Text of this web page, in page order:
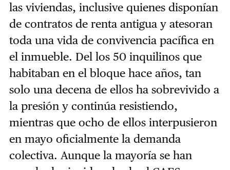
las viviendas, inclusive quienes disponían
de contratos de renta antigua y atesoran
toda una vida de convivencia pacífica en
el inmueble. Del los 50 inquilinos que
habitaban en el bloque hace años, tan
solo una decena de ellos ha sobrevivido a
la presión y continúa resistiendo,
mientras que ocho de ellos interpusieron
en mayo oficialmente la demanda
colectiva. Aunque la mayoría se han